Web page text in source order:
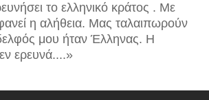
το ελληνικό κράτος . Με
η αλήθεια. Μας ταλαιπωρούν
μου ήταν Έλληνας. Η
ερευνά....»